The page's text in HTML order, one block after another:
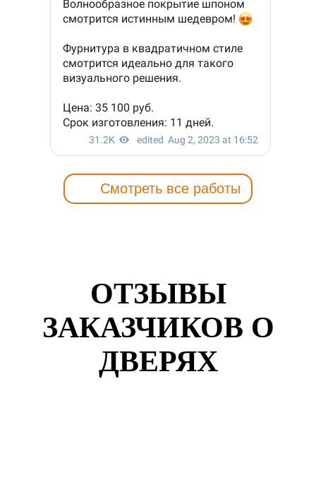
Смотреть все работы
ОТЗЫВЫ
ЗАКАЗЧИКОВ О
ДВЕРЯХ